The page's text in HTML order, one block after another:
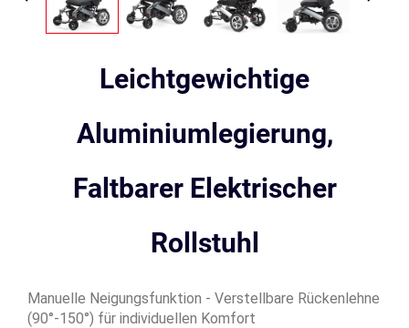
Leichtgewichtige
Aluminiumlegierung,
Faltbarer Elektrischer
Rollstuhl
Manuelle Neigungsfunktion - Verstellbare Rückenlehne
(90°-150°) für individuellen Komfort